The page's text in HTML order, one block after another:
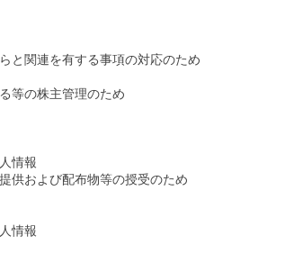
と関連を有する事項の対応のため
等の株主管理のため
情報
供および配布物等の授受のため
情報